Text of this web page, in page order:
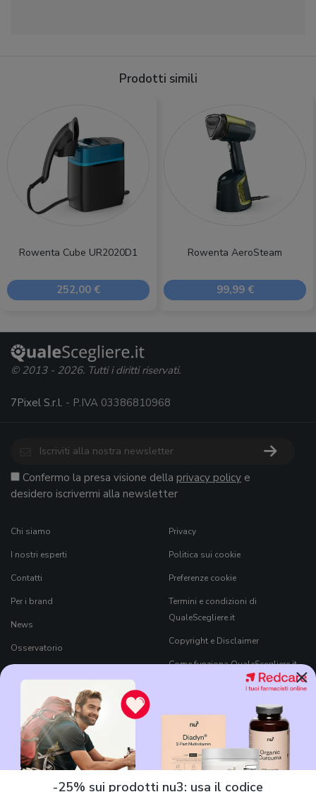
Prodotti simili
Rowenta Cube UR2020D1
252,00 €
Rowenta AeroSteam
99,99 €
×
-25% sui prodotti nu3: usa il codice
© 2013 - 2026. Tutti i diritti riservati.
7Pixel S.r.l. - P.IVA 03386810968
Confermo la presa visione della privacy policy e
desidero iscrivermi alla newsletter
Chi siamo
I nostri esperti
Contatti
Per i brand
News
Osservatorio
Black Friday 2026
Privacy
Politica sui cookie
Preferenze cookie
Termini e condizioni di
QualeScegliere.it
Copyright e Disclaimer
Come funziona QualeScegliere.it